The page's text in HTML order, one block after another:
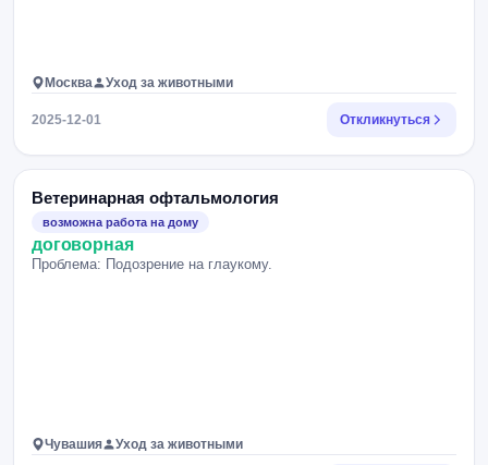
Москва Уход за животными
2025-12-01 Откликнуться
Ветеринарная офтальмология
возможна работа на дому
договорная
Проблема: Подозрение на глаукому.
Чувашия Уход за животными